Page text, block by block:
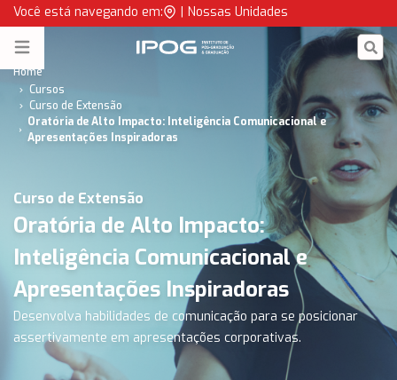
Você está navegando em: | Nossas Unidades
Open menu IPOG
Home
Cursos
Curso de Extensão
Oratória de Alto Impacto: Inteligência Comunicacional e
Apresentações Inspiradoras
Curso de Extensão
Oratória de Alto Impacto:
Inteligência Comunicacional e
Apresentações Inspiradoras
Desenvolva habilidades de comunicação para se posicionar
assertivamente em apresentações corporativas.
Curso de Extensão Universitária: Oratória de Alto Impacto |